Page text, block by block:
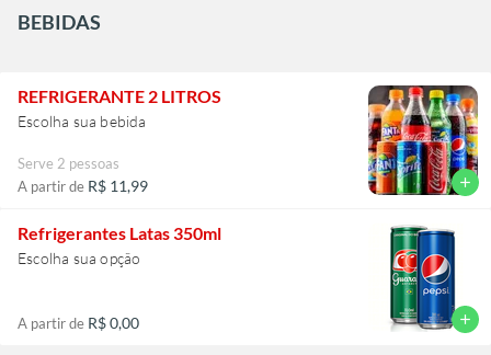
BEBIDAS
REFRIGERANTE 2 LITROS
Escolha sua bebida
Serve 2 pessoas
A partir de R$ 11,99 add
Refrigerantes Latas 350ml
Escolha sua opção
A partir de R$ 0,00 add